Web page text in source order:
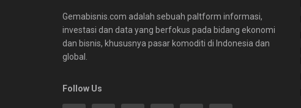
Gemabisnis.com adalah sebuah paltform informasi,
investasi dan data yang berfokus pada bidang ekonomi
dan bisnis, khususnya pasar komoditi di Indonesia dan
global.
Follow Us